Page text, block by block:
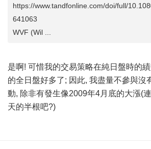
https://www.tandfonline.com/doi/full/
641063
WVF (Wil ...
是啊! 可惜我的交易策略在純日盤時的
的全日盤好多了; 因此, 我盡量不參與沒
動, 除非有發生像2009年4月底的大漲(
天的半根吧?)